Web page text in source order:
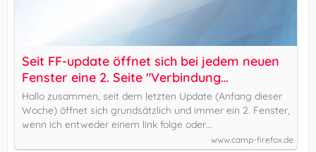
Seit FF-update öffnet sich bei jedem neuen
Fenster eine 2. Seite "Verbindung
fehlgeschlagen Beim Verbinden mit 0.0.0.1
trat ein Fehler auf". - camp-firefox.de
Hallo zusammen, seit dem letzten Update (Anfang dieser
Woche) öffnet sich grundsätzlich und immer ein 2. Fenster,
wenn ich entweder einem link folge oder…
www.camp-firefox.de